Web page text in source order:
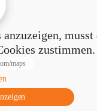
musst
zustimmen.
maps